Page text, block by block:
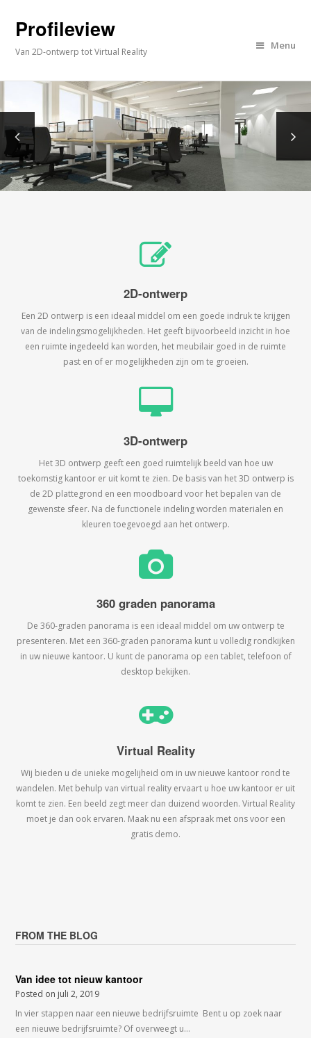
Profileview
Van 2D-ontwerp tot Virtual Reality
Menu
2D-ontwerp
Een 2D ontwerp is een ideaal middel om een goede indruk te krijgen
van de indelingsmogelijkheden. Het geeft bijvoorbeeld inzicht in hoe
een ruimte ingedeeld kan worden, het meubilair goed in de ruimte
past en of er mogelijkheden zijn om te groeien.
3D-ontwerp
Het 3D ontwerp geeft een goed ruimtelijk beeld van hoe uw
toekomstig kantoor er uit komt te zien. De basis van het 3D ontwerp is
de 2D plattegrond en een moodboard voor het bepalen van de
gewenste sfeer. Na de functionele indeling worden materialen en
kleuren toegevoegd aan het ontwerp.
360 graden panorama
De 360-graden panorama is een ideaal middel om uw ontwerp te
presenteren. Met een 360-graden panorama kunt u volledig rondkijken
in uw nieuwe kantoor. U kunt de panorama op een tablet, telefoon of
desktop bekijken.
Virtual Reality
Wij bieden u de unieke mogelijheid om in uw nieuwe kantoor rond te
wandelen. Met behulp van virtual reality ervaart u hoe uw kantoor er uit
komt te zien. Een beeld zegt meer dan duizend woorden. Virtual Reality
moet je dan ook ervaren. Maak nu een afspraak met ons voor een
gratis demo.
FROM THE BLOG
Van idee tot nieuw kantoor
Posted on juli 2, 2019
In vier stappen naar een nieuwe bedrijfsruimte Bent u op zoek naar
een nieuwe bedrijfsruimte? Of overweegt u…